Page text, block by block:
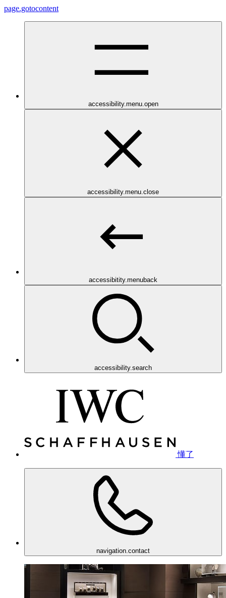
page.gotocontent
accessibility.menu.open
accessibility.menu.close
accessibitity.menuback
accessibility.search
懂了
navigation.contact